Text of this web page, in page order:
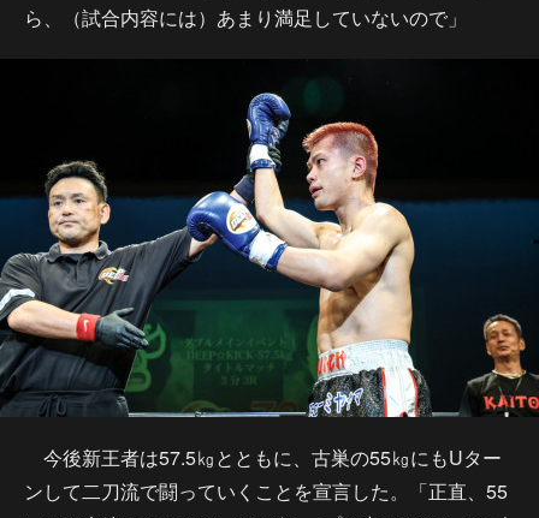
ら、（試合内容には）あまり満足していないので」
今後新王者は57.5㎏とともに、古巣の55㎏にもUター
ンして二刀流で闘っていくことを宣言した。「正直、55